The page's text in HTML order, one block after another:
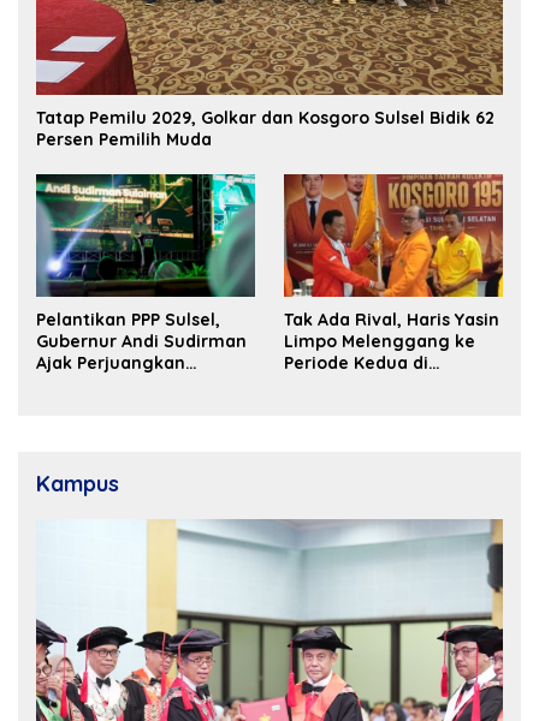
Tatap Pemilu 2029, Golkar dan Kosgoro Sulsel Bidik 62
Persen Pemilih Muda
Pelantikan PPP Sulsel,
Gubernur Andi Sudirman
Ajak Perjuangkan
Tak Ada Rival, Haris Yasin
Limpo Melenggang ke
Periode Kedua di
Kampus